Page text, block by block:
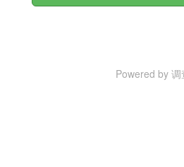
Powered by 调